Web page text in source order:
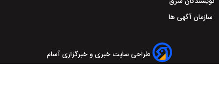
سازمان آگهی ها
طراحی سایت خبری و خبرگزاری آسام